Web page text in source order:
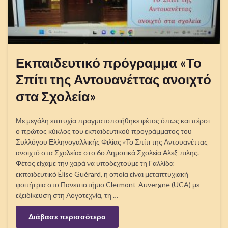
Εκπαιδευτικό πρόγραμμα «Το
Σπίτι της Αντουανέττας ανοιχτό
στα Σχολεία»
Με μεγάλη επιτυχία πραγματοποιήθηκε φέτος όπως και πέρσι
ο πρώτος κύκλος του εκπαιδευτικού προγράμματος του
Συλλόγου Ελληνογαλλικής Φιλίας «Το Σπίτι της Αντουανέττας
ανοιχτό στα Σχολεία» στο 6ο Δημοτικά Σχολεία Αλεξ-πιλης.
Φέτος είχαμε την χαρά να υποδεχτούμε τη Γαλλίδα
εκπαιδευτικό Élise Guérard, η οποία είναι μεταπτυχιακή
φοιτήτρια στο Πανεπιστήμιο Clermont-Auvergne (UCA) με
εξειδίκευση στη Λογοτεχνία, τη …
Διάβασε περισσότερα